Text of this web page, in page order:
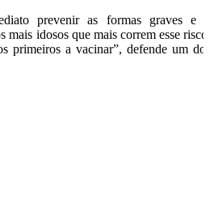
prevenir as formas graves e a
mais idosos que mais correm esse risco,
primeiros a vacinar”, defende um dos